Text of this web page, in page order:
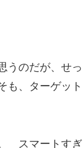
うのだが、せっ
も、ターゲット
スマートすぎ